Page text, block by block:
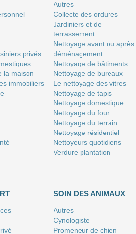
privés
la maison
immobiliers
Autres
Collecte des ordures
Jardiniers et de
terrassement
Nettoyage avant ou après
déménagement
Nettoyage de bâtiments
Nettoyage de bureaux
Le nettoyage des vitres
Nettoyage de tapis
Nettoyage domestique
Nettoyage du four
Nettoyage du terrain
Nettoyage résidentiel
Nettoyeurs quotidiens
Verdure plantation
SOIN DES ANIMAUX
Autres
Cynologiste
Promeneur de chien